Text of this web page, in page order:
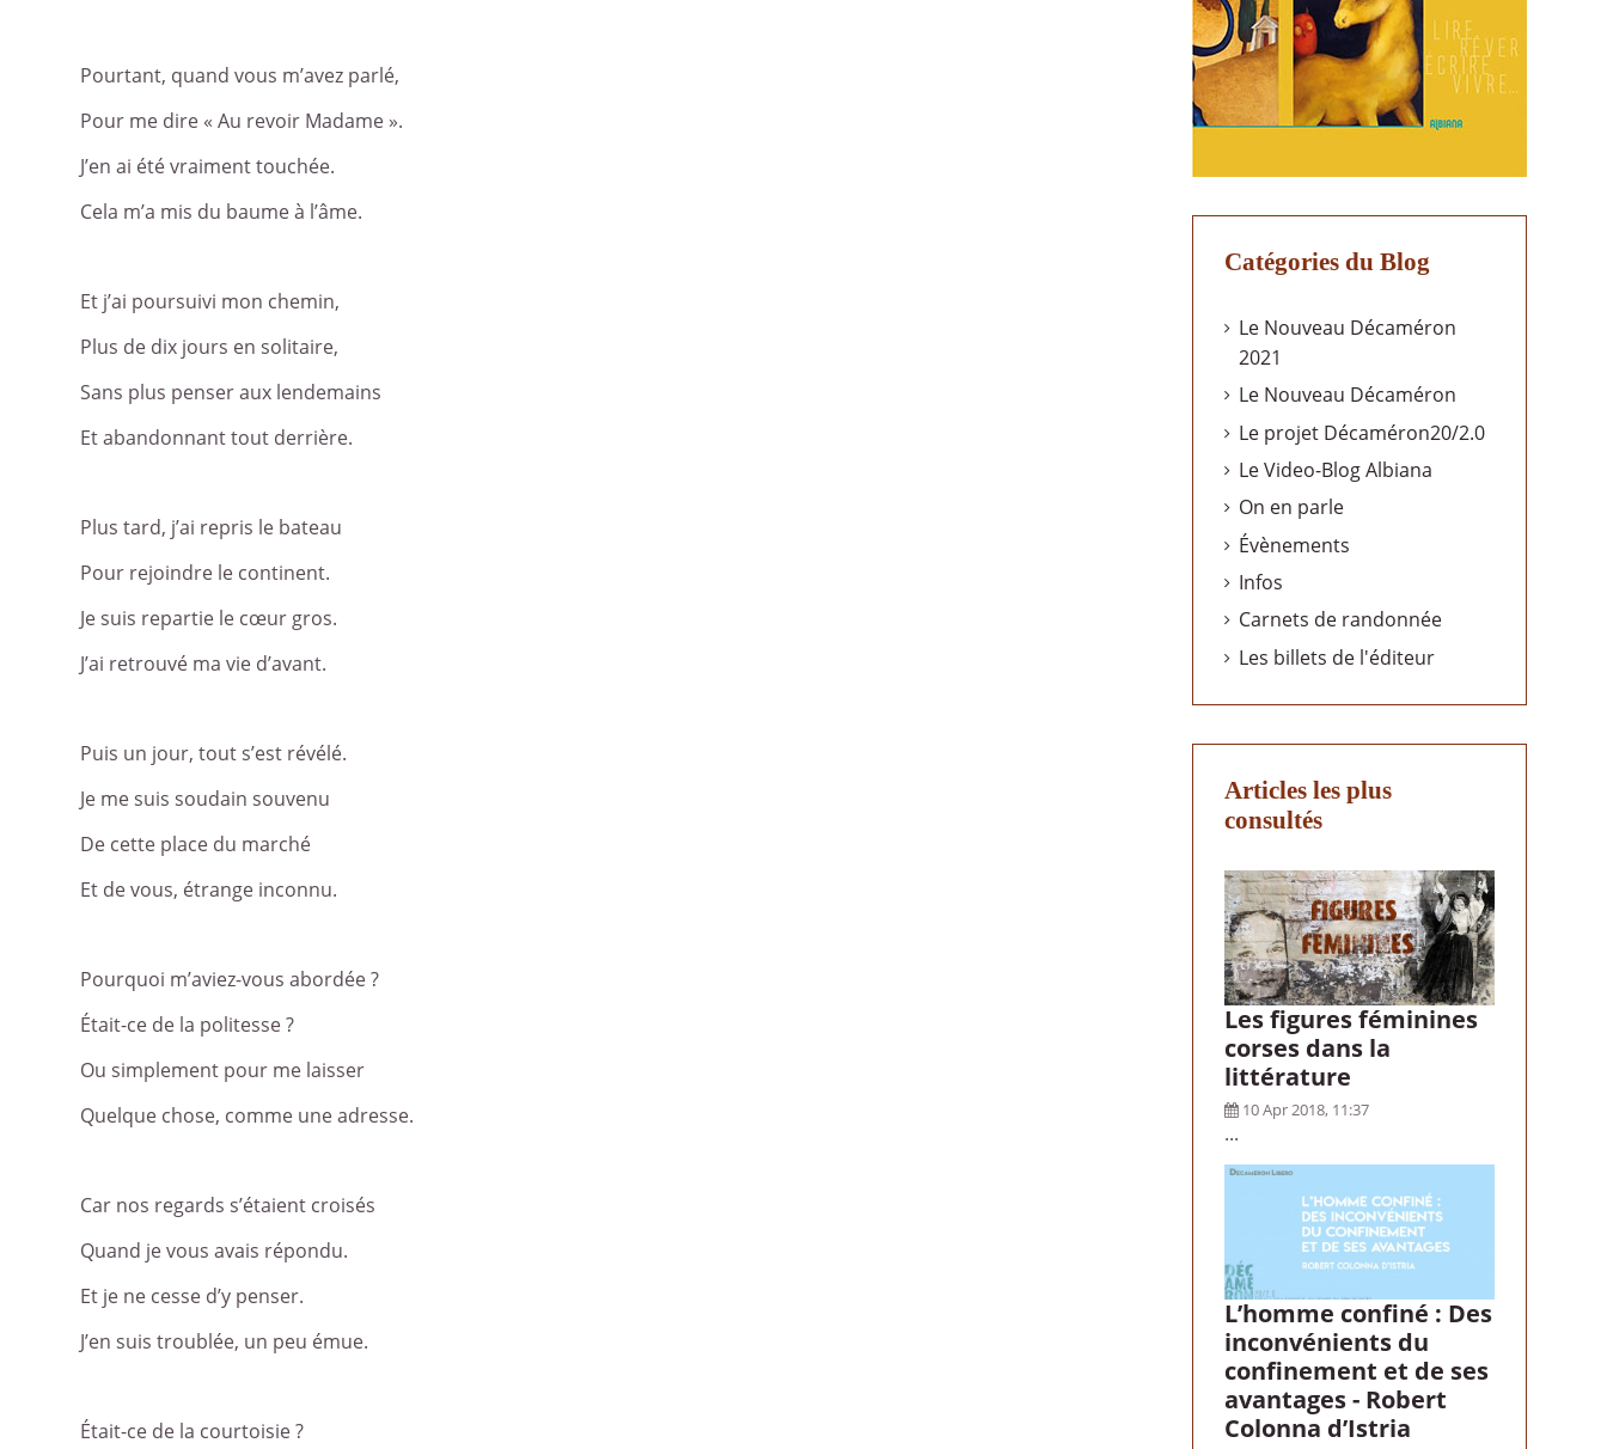
Pourtant, quand vous m’avez parlé,
Pour me dire « Au revoir Madame ».
J’en ai été vraiment touchée.
Cela m’a mis du baume à l’âme.
Et j’ai poursuivi mon chemin,
Plus de dix jours en solitaire,
Sans plus penser aux lendemains
Et abandonnant tout derrière.
Plus tard, j’ai repris le bateau
Pour rejoindre le continent.
Je suis repartie le cœur gros.
J’ai retrouvé ma vie d’avant.
Puis un jour, tout s’est révélé.
Je me suis soudain souvenu
De cette place du marché
Et de vous, étrange inconnu.
Pourquoi m’aviez-vous abordée ?
Était-ce de la politesse ?
Ou simplement pour me laisser
Quelque chose, comme une adresse.
Car nos regards s’étaient croisés
Quand je vous avais répondu.
Et je ne cesse d’y penser.
J’en suis troublée, un peu émue.
Était-ce de la courtoisie ?
Catégories du Blog
Le Nouveau Décaméron
2021
Le Nouveau Décaméron
Le projet Décaméron20/2.0
Le Video-Blog Albiana
On en parle
Évènements
Infos
Carnets de randonnée
Les billets de l'éditeur
Articles les plus
consultés
Les figures féminines
corses dans la
littérature
10 Apr 2018, 11:37
...
L’homme confiné : Des
inconvénients du
confinement et de ses
avantages - Robert
Colonna d’Istria